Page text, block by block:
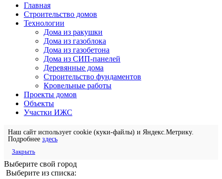
Главная
Строительство домов
Технологии
Дома из ракушки
Дома из газоблока
Дома из газобетона
Дома из СИП-панелей
Деревянные дома
Строительство фундаментов
Кровельные работы
Проекты домов
Объекты
Участки ИЖС
Наш сайт использует cookie (куки-файлы) и Яндекс.Метрику.
Подробнее здесь
Закрыть
Выберите свой город
Выберите из списка: